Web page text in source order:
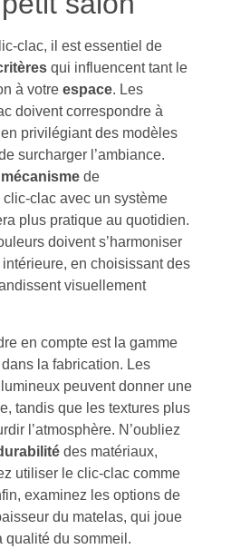
clac, il est essentiel de
qui influencent tant le
à votre espace. Les
doivent correspondre à
privilégiant des modèles
surcharger l’ambiance.
mécanisme de
clac avec un système
plus pratique au quotidien.
doivent s’harmoniser
en choisissant des
visuellement
en compte est la gamme
la fabrication. Les
peuvent donner une
tandis que les textures plus
l’atmosphère. N’oubliez
des matériaux,
utiliser le clic-clac comme
examinez les options de
du matelas, qui joue
qualité du sommeil.